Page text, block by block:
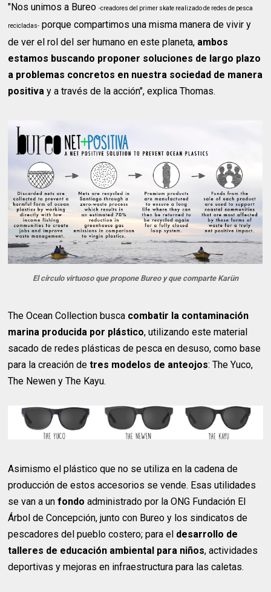
"Nos unimos a Bureo-creadores del primer skate realizado de redes de pesca
recicladas- porque compartimos una misma manera de vivir y
de ver el rol del ser humano en este planeta, ambos
estamos buscando proponer soluciones de largo plazo
a problemas concretos en nuestra sociedad de manera
positiva y a través de la acción", explica Thomas.
El círculo virtuoso que propone Bureo y que comparte Karün
The Ocean Collection busca combatir la contaminación
marina producida por plástico, utilizando este material
sacado de redes plásticas de pesca en desuso, como base
para la creación detres modelos de anteojos: The Yuco,
The Newen y The Kayu.
Asimismo el plástico que no se utiliza en la cadena de
producción de estos accesorios se vende. Esas utilidades
se van a unfondo administrado por la ONG Fundación El
Árbol de Concepción, junto con Bureo y los sindicatos de
pescadores del pueblo costero; para el desarrollo de
talleres de educación ambiental para niños, actividades
deportivas y mejoras en infraestructura para las caletas.